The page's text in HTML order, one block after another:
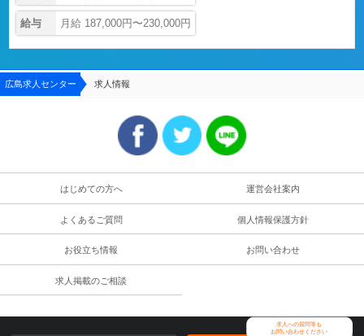
給与 月給 187,000円〜230,000円
広島求人センター 求人情報
はじめての方へ 運営会社案内
よくあるご質問 個人情報保護方針
お役立ち情報 お問い合わせ
求人掲載のご相談
求人への質問等も
お問い合わせください